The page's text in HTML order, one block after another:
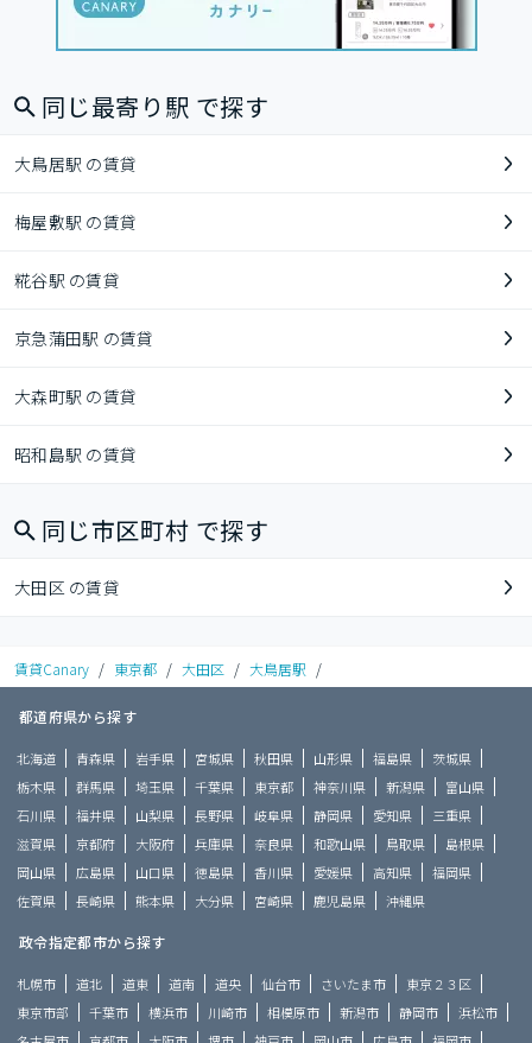
同じ最寄り駅 で探す
大鳥居駅 の賃貸
梅屋敷駅 の賃貸
糀谷駅 の賃貸
京急蒲田駅 の賃貸
大森町駅 の賃貸
昭和島駅 の賃貸
同じ市区町村 で探す
大田区 の賃貸
賃貸Canary / 東京都 / 大田区 / 大鳥居駅 /
都道府県から探す
北海道 青森県 岩手県 宮城県 秋田県 山形県 福島県
茨城県
栃木県
群馬県 埼玉県 千葉県 東京都 神奈川県 新潟県
富山県
石川県
福井県 山梨県 長野県 岐阜県 静岡県 愛知県
三重県
滋賀県
京都府 大阪府 兵庫県 奈良県 和歌山県 鳥取県
島根県
岡山県
広島県 山口県 徳島県 香川県 愛媛県 高知県
福岡県
佐賀県
長崎県 熊本県 大分県 宮崎県 鹿児島県 沖縄県
政令指定都市から探す
札幌市 道北 道東 道南 道央 仙台市 さいたま市
東京２３区
東京市部
千葉市 横浜市 川崎市 相模原市 新潟市 静岡市
浜松市